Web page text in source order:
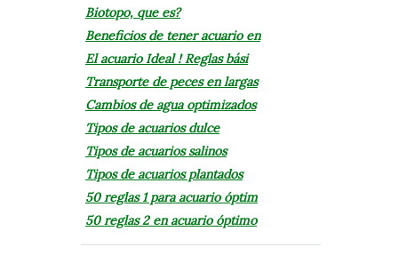
Biotopo, que es?
Beneficios de tener acuario en
El acuario Ideal ! Reglas bási
Transporte de peces en largas
Cambios de agua optimizados
Tipos de acuarios dulce
Tipos de acuarios salinos
Tipos de acuarios plantados
50 reglas 1 para acuario óptim
50 reglas 2 en acuario óptimo